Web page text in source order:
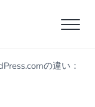
の違い：